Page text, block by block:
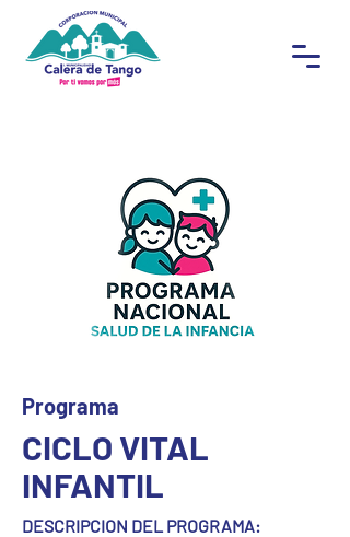
Programa
CICLO VITAL
INFANTIL
DESCRIPCION DEL PROGRAMA: